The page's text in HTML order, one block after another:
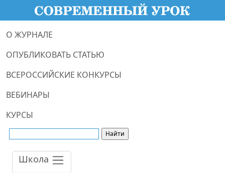
О ЖУРНАЛЕ
ОПУБЛИКОВАТЬ СТАТЬЮ
ВСЕРОССИЙСКИЕ КОНКУРСЫ
ВЕБИНАРЫ
КУРСЫ
Школа